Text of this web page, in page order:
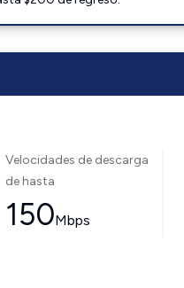
Velocidades de descarga
de hasta
150Mbps